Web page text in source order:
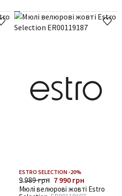
ESTRO SELECTION -20%
9 989 грн 7 990 грн
Мюлі велюрові жовті Estro